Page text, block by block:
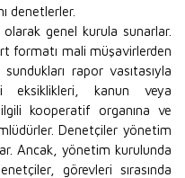
denetlerler.
genel kurula sunarlar.
formatı mali müşavirlerden
rapor vasıtasıyla
eksiklikleri, kanun veya
kooperatif organına ve
Denetçiler yönetim
Ancak, yönetim kurulunda
görevleri sırasında